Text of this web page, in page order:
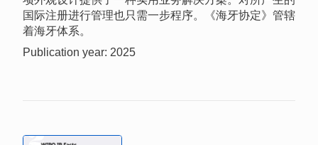
国际注册进行管理也只需一步程序。《海牙协定》管辖
着海牙体系。
Publication year: 2025